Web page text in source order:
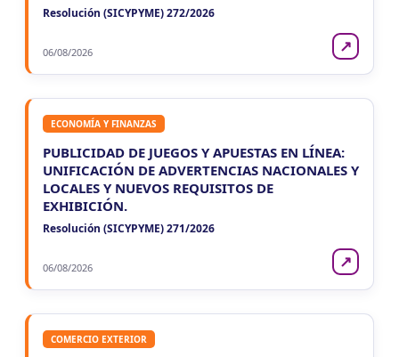
Resolución (SICYPYME) 272/2026
06/08/2026 ↗
ECONOMÍA Y FINANZAS
PUBLICIDAD DE JUEGOS Y APUESTAS EN LÍNEA:
UNIFICACIÓN DE ADVERTENCIAS NACIONALES Y
LOCALES Y NUEVOS REQUISITOS DE
EXHIBICIÓN.
Resolución (SICYPYME) 271/2026
06/08/2026 ↗
COMERCIO EXTERIOR